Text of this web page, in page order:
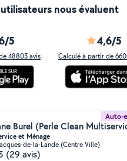
Lave linge, Lave vaisselle, Four,
travaux d'électricité. Je travaille
par mes clients. Je suis
Lundi - Vendredi 14h00 - 19h00
- 15h00
nous évaluent
5
48803 avis
4,6/5
Calculé à partir de
Auto-
Burel (Perle Clean
et Ménage
de-la-Lande (Centre Ville)
(29 avis)